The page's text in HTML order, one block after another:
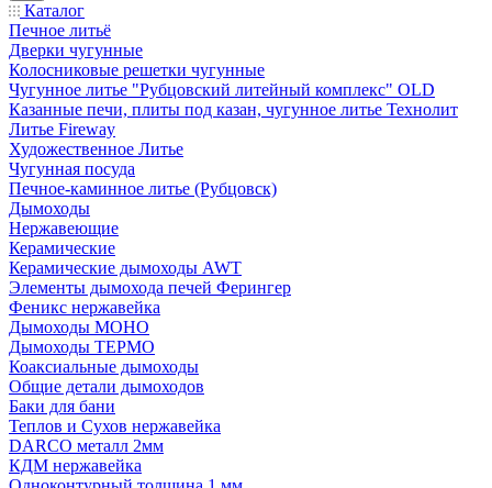
Каталог
Печное литьё
Дверки чугунные
Колосниковые решетки чугунные
Чугунное литье "Рубцовский литейный комплекс" OLD
Казанные печи, плиты под казан, чугунное литье Технолит
Литье Fireway
Художественное Литье
Чугунная посуда
Печное-каминное литье (Рубцовск)
Дымоходы
Нержавеющие
Керамические
Керамические дымоходы AWT
Элементы дымохода печей Ферингер
Феникс нержавейка
Дымоходы МОНО
Дымоходы ТЕРМО
Коаксиальные дымоходы
Общие детали дымоходов
Баки для бани
Теплов и Сухов нержавейка
DARCO металл 2мм
КДМ нержавейка